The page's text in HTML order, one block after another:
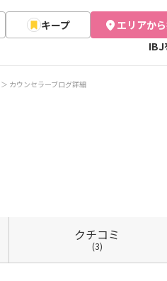
キープ エリアか
IBJ
カウンセラーブログ詳細
クチコミ
(3)